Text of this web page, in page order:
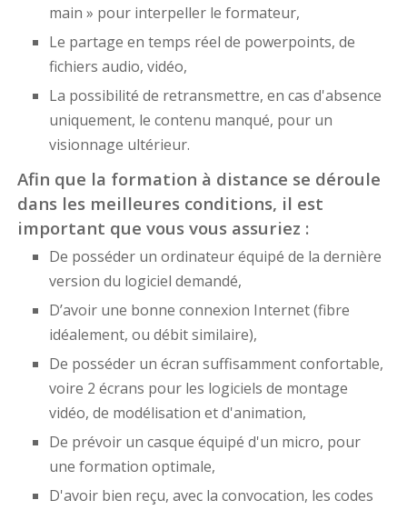
main » pour interpeller le formateur,
Le partage en temps réel de powerpoints, de
fichiers audio, vidéo,
La possibilité de retransmettre, en cas d'absence
uniquement, le contenu manqué, pour un
visionnage ultérieur.
Afin que la formation à distance se déroule
dans les meilleures conditions, il est
important que vous vous assuriez :
De posséder un ordinateur équipé de la dernière
version du logiciel demandé,
D’avoir une bonne connexion Internet (fibre
idéalement, ou débit similaire),
De posséder un écran suffisamment confortable,
voire 2 écrans pour les logiciels de montage
vidéo, de modélisation et d'animation,
De prévoir un casque équipé d'un micro, pour
une formation optimale,
D'avoir bien reçu, avec la convocation, les codes